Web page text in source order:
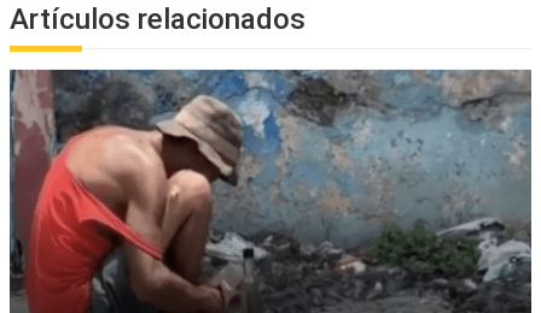
Artículos relacionados